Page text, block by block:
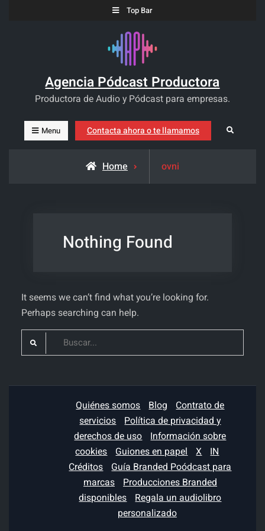
Top Bar
Agencia Pódcast Productora
Productora de Audio y Pódcast para empresas.
Menu Search
Contacta ahora o te llamamos
Home
Posts
ovni
Nothing Found
It seems we can’t find what you’re looking for.
Perhaps searching can help.
Search
Quiénes somos Blog
Contrato de
servicios Política de privacidad y
derechos de uso Información sobre
cookies Guiones en papel X IN
Créditos Guía Branded Poódcast para
marcas Producciones Branded
disponibles Regala un audiolibro
personalizado